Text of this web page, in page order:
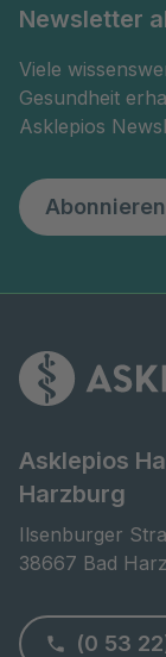
Newsletter
Viele
Gesundheit
Asklepios
Abonnieren
Asklepios
Harzburg
Ilsenburger
38667 Bad
(0 53